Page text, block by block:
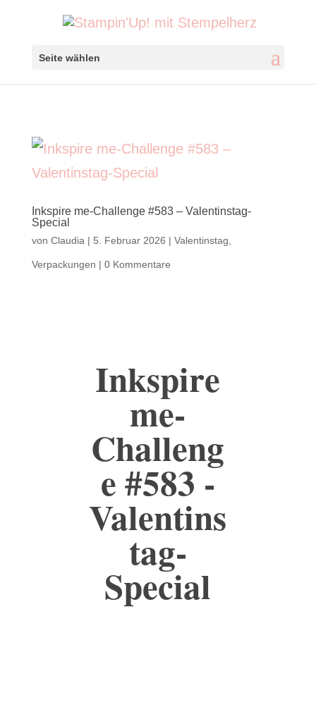
Seite wählen
Inkspire me-Challenge #583 – Valentinstag-
Special
von Claudia | 5. Februar 2026 | Valentinstag
Verpackungen | 0 Kommentare
Inkspire
me-
Challeng
e #583 -
Valentins
tag-
Special